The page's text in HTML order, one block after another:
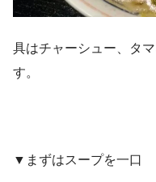
具はチャーシュー、タ
す。
▼まずはスープを一口